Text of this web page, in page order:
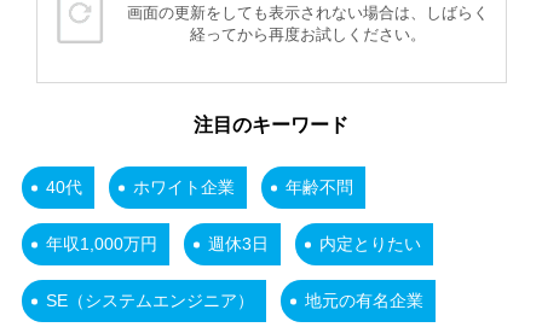
画面の更新をしても表示されない場合は、しばらく
経ってから再度お試しください。
注目のキーワード
40代 ホワイト企業 年齢不問
年収1,000万円 週休3日 内定とりたい
SE（システムエンジニア） 地元の有名企業